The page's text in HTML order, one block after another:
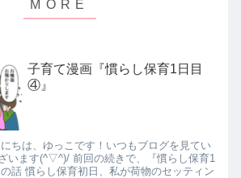
子育て漫画『慣らし保育1日目
④』
ちは、ゆっこです！いつもブログを見てい
います(^▽^)/ 前回の続きで、『慣らし保育1
話 慣らし保育初日、私が荷物のセッティン